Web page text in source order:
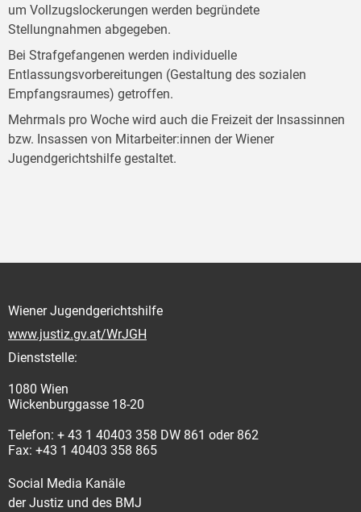
um Vollzugslockerungen werden begründete
Stellungnahmen abgegeben.
Bei Strafgefangenen werden individuelle
Entlassungsvorbereitungen (Gestaltung des sozialen
Empfangsraumes) getroffen.
Mehrmals pro Woche wird auch die Freizeit der Insassinnen
bzw. Insassen von Mitarbeiter:innen der Wiener
Jugendgerichtshilfe gestaltet.
Wiener Jugendgerichtshilfe
www.justiz.gv.at/WrJGH
Dienststelle:
1080 Wien
Wickenburggasse 18-20
Telefon: + 43 1 40403 358 DW 861 oder 862
Fax: +43 1 40403 358 865
Social Media Kanäle
der Justiz und des BMJ